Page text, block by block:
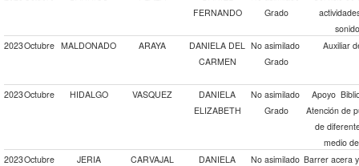
FERNANDO
Grado
2023Octubre MALDONADO ARAYA
DANIELA DEL
CARMEN
No asimilado
Grado
Auxiliar
2023Octubre HIDALGO VASQUEZ
DANIELA
ELIZABETH
No asimilado
Grado
Apoyo
Atención de
de
medio
2023Octubre JERIA CARVAJAL
DANIELA
No asimilado Barrer acera